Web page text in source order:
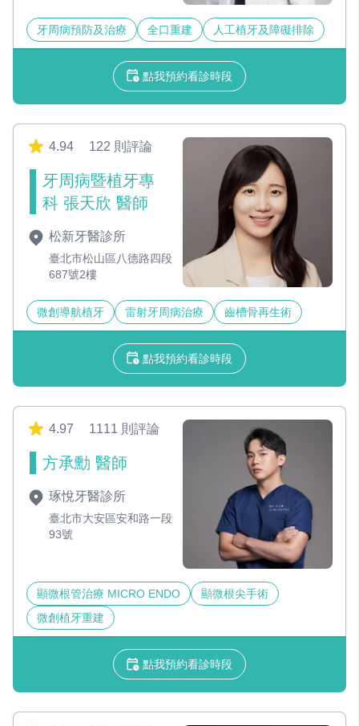
牙周病預防及治療 全口重建 人工植牙及障礙排除
點我預約看診時段
4.94 122 則評論
牙周病暨植牙專
科 張天欣 醫師
松新牙醫診所
臺北市松山區八德路四段
687號2樓
微創導航植牙 雷射牙周病治療 齒槽骨再生術
點我預約看診時段
4.97 1111 則評論
方承勳 醫師
琢悅牙醫診所
臺北市大安區安和路一段
93號
顯微根管治療 MICRO ENDO
顯微根尖手術
微創植牙重建
點我預約看診時段